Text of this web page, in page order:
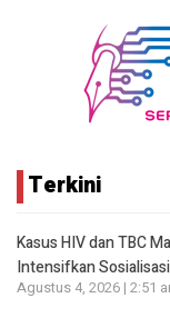
Terkini
Kasus HIV dan TBC
Intensifkan
Agustus 4, 2026 | 2:51